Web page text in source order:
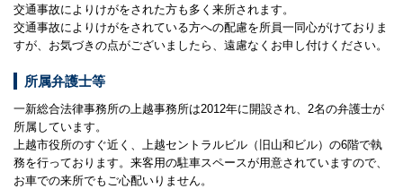
交通事故によりけがをされた方も多く来所されます。
交通事故によりけがをされている方への配慮を所員一同心がけておりま
すが、お気づきの点がございましたら、遠慮なくお申し付けください。
所属弁護士等
一新総合法律事務所の上越事務所は2012年に開設され、2名の弁護士が
所属しています。
上越市役所のすぐ近く、上越セントラルビル（旧山和ビル）の6階で執
務を行っております。来客用の駐車スペースが用意されていますので、
お車での来所でもご心配いりません。